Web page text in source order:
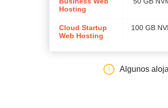
Hosting
Cloud Startup
Web Hosting
100 GB
Algunos